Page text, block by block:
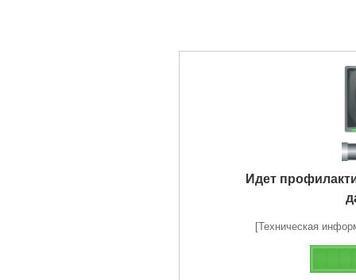
Идет
[Техническая